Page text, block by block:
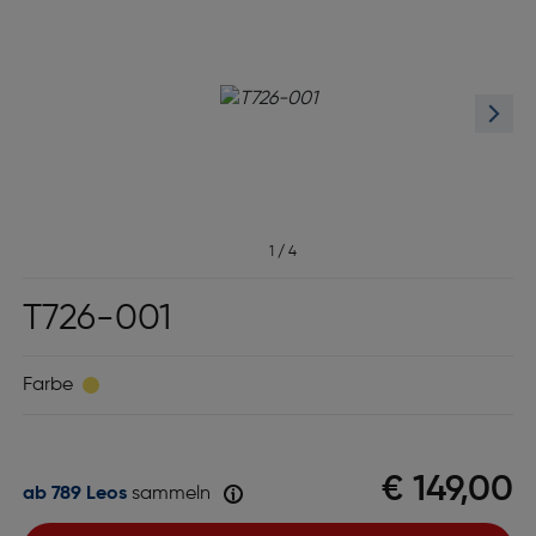
1 / 4
T726-001
Farbe
€ 149,00
ab 789 Leossammeln